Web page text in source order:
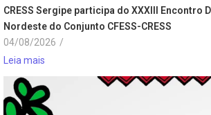
CRESS Sergipe participa do XXXIII Encontro
Nordeste do Conjunto CFESS-CRESS
04/08/2026 /
Leia mais